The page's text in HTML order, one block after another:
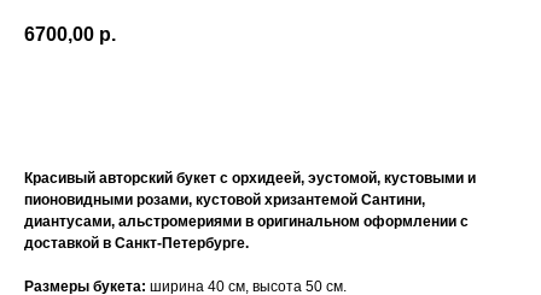
6700,00 р.
Красивый авторский букет с орхидеей, эустомой, кустовыми и
пионовидными розами, кустовой хризантемой Сантини,
диантусами, альстромериями в оригинальном оформлении с
доставкой в Санкт-Петербурге.
Размеры букета: ширина 40 см, высота 50 см.